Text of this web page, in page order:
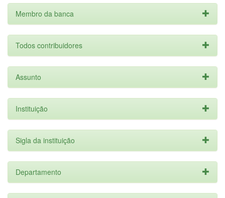
Membro da banca
Todos contribuidores
Assunto
Instituição
Sigla da instituição
Departamento